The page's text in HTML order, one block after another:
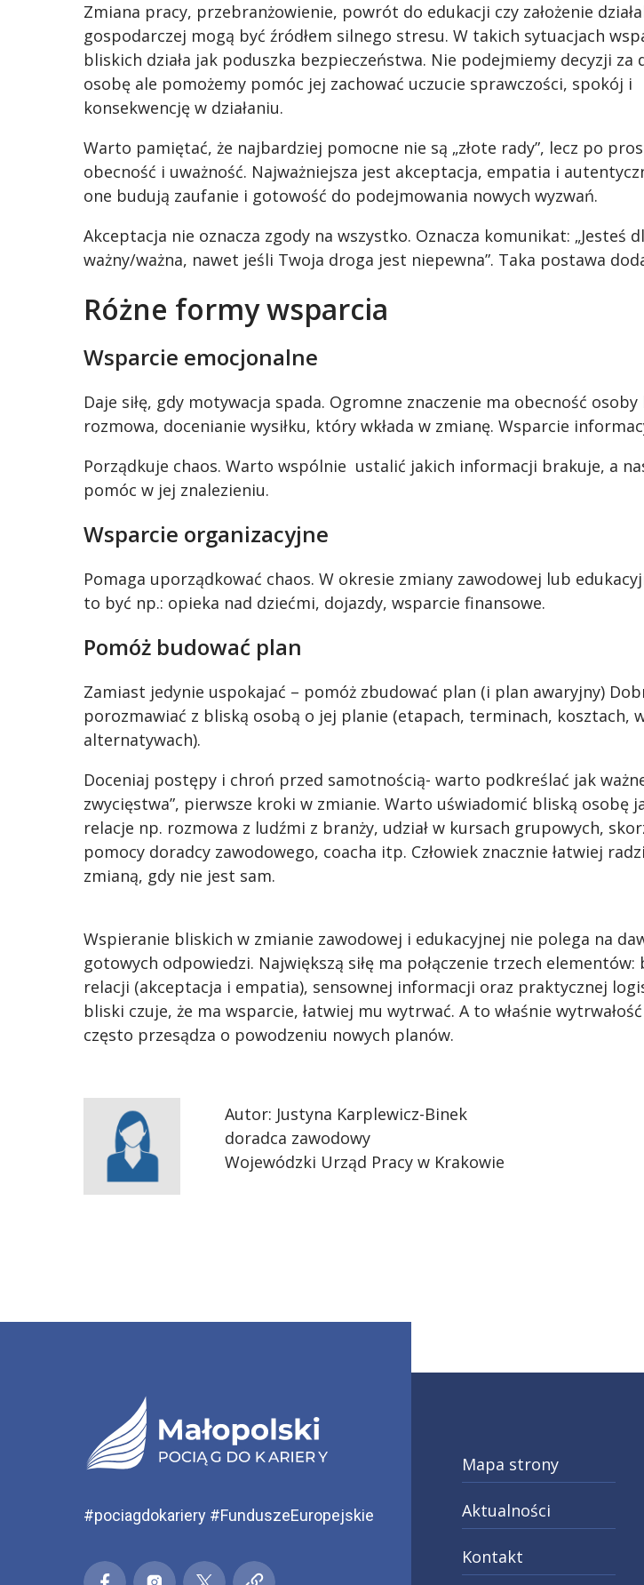
Zmiana pracy, przebranżowienie, powrót do edukacji czy założenie
gospodarczej mogą być źródłem silnego stresu. W takich sytuacjach
bliskich działa jak poduszka bezpieczeństwa. Nie podejmiemy decyzji za
osobę ale pomożemy pomóc jej zachować uczucie sprawczości, spokój i
konsekwencję w działaniu.
Warto pamiętać, że najbardziej pomocne nie są „złote rady”, lecz po
obecność i uważność. Najważniejsza jest akceptacja, empatia i
one budują zaufanie i gotowość do podejmowania nowych wyzwań.
Akceptacja nie oznacza zgody na wszystko. Oznacza komunikat: „Jesteś
ważny/ważna, nawet jeśli Twoja droga jest niepewna”. Taka postawa
Różne formy wsparcia
Wsparcie emocjonalne
Daje siłę, gdy motywacja spada. Ogromne znaczenie ma obecność
rozmowa, docenianie wysiłku, który wkłada w zmianę. Wsparcie
Porządkuje chaos. Warto wspólnie ustalić jakich informacji brakuje, a
pomóc w jej znalezieniu.
Wsparcie organizacyjne
Pomaga uporządkować chaos. W okresie zmiany zawodowej lub
to być np.: opieka nad dziećmi, dojazdy, wsparcie finansowe.
Pomóż budować plan
Zamiast jedynie uspokajać – pomóż zbudować plan (i plan awaryjny)
porozmawiać z bliską osobą o jej planie (etapach, terminach, kosztach,
alternatywach).
Doceniaj postępy i chroń przed samotnością- warto podkreślać jak ważne
zwycięstwa”, pierwsze kroki w zmianie. Warto uświadomić bliską osobę
relacje np. rozmowa z ludźmi z branży, udział w kursach grupowych,
pomocy doradcy zawodowego, coacha itp. Człowiek znacznie łatwiej
zmianą, gdy nie jest sam.
Wspieranie bliskich w zmianie zawodowej i edukacyjnej nie polega na
gotowych odpowiedzi. Największą siłę ma połączenie trzech elementów:
relacji (akceptacja i empatia), sensownej informacji oraz praktycznej
bliski czuje, że ma wsparcie, łatwiej mu wytrwać. A to właśnie
często przesądza o powodzeniu nowych planów.
Autor: Justyna Karplewicz-Binek
doradca zawodowy
Wojewódzki Urząd Pracy w Krakowie
#pociagdokariery #FunduszeEuropejskie
Mapa strony
Aktualności
Kontakt